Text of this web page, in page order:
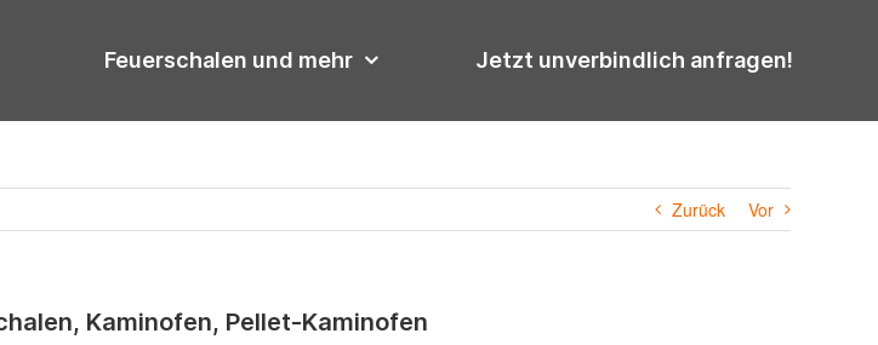
Feuerschalen und mehr Jetzt unverbindlich anfragen!
Zurück Vor
Kaminofen, Pellet-Kaminofen